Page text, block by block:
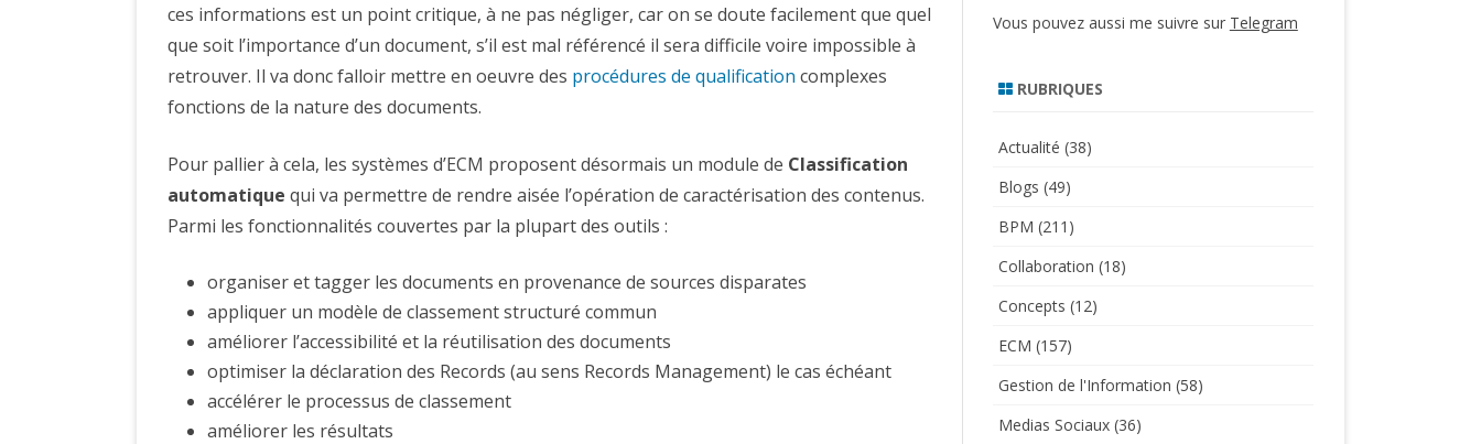
ces informations est un point critique, à ne pas négliger, car on se doute facilement que quel
que soit l’importance d’un document, s’il est mal référencé il sera difficile voire impossible à
retrouver. Il va donc falloir mettre en oeuvre des procédures de qualification complexes
fonctions de la nature des documents.
Pour pallier à cela, les systèmes d’ECM proposent désormais un module de Classification
automatique qui va permettre de rendre aisée l’opération de caractérisation des contenus.
Parmi les fonctionnalités couvertes par la plupart des outils :
organiser et tagger les documents en provenance de sources disparates
appliquer un modèle de classement structuré commun
améliorer l’accessibilité et la réutilisation des documents
optimiser la déclaration des Records (au sens Records Management) le cas échéant
accélérer le processus de classement
améliorer les résultats
Vous pouvez aussi me suivre sur Telegram
RUBRIQUES
Actualité (38)
Blogs (49)
BPM (211)
Collaboration (18)
Concepts (12)
ECM (157)
Gestion de l'Information (58)
Medias Sociaux(36)